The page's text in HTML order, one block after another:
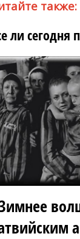
также:
ли сегодня